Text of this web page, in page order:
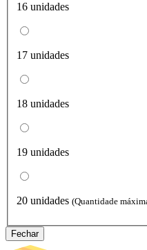
16 unidades
17 unidades
18 unidades
19 unidades
20 unidades (Quantidade
Fechar